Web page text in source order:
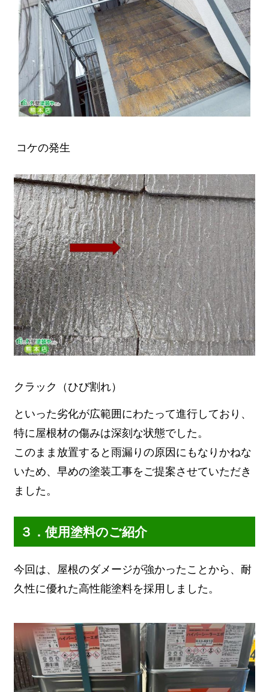
コケの発生
クラック（ひび割れ）
といった劣化が広範囲にわたって進行しており、
特に屋根材の傷みは深刻な状態でした。
このまま放置すると雨漏りの原因にもなりかねな
いため、早めの塗装工事をご提案させていただき
ました。
３．使用塗料のご紹介
今回は、屋根のダメージが強かったことから、耐
久性に優れた高性能塗料を採用しました。